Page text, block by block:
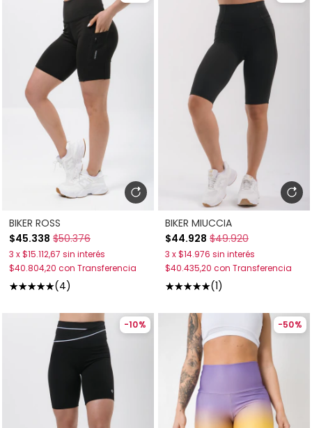
BIKER ROSS
$45.338 $50.376
(4)
3 x$15.112,67 sin interés
$40.804,20 con Transferencia
BIKER MIUCCIA
$44.928 $49.920
(1)
3 x$14.976 sin interés
$40.435,20 con Transferencia
-10% -50%